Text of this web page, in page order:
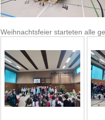
Weihnachtsfeier starteten alle